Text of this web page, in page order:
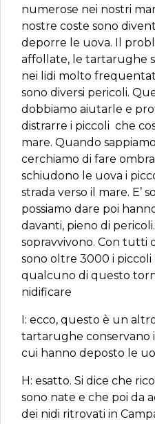
numerose nei nostri
nostre coste sono
deporre le uova. Il
affollate, le tartarughe
nei lidi molto
sono diversi pericoli.
dobbiamo aiutarle e
distrarre i piccoli che
mare. Quando
cerchiamo di fare
schiudono le uova i
strada verso il mare. E’
possiamo dare poi
davanti, pieno di
sopravvivono. Con tutti
sono oltre 3000 i
qualcuno di questo
nidificare
I: ecco, questo è un
tartarughe conservano
cui hanno deposto le
H: esatto. Si dice che
sono nate e che poi da
dei nidi ritrovati in